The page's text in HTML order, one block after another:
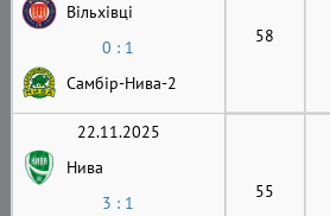
Вільхівці
0 : 1
Самбір-Нива-2
58
22.11.2025
Нива
3 : 1
55